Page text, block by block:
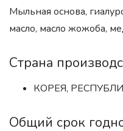
Мыльная основа,
масло, масло жожоба,
Страна
КОРЕЯ,
Общий срок